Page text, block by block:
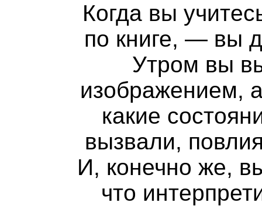
Когда вы
по книге, — вы
Утром вы
изображением,
какие
вызвали,
И, конечно же,
что